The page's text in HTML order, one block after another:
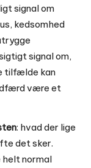
signal om
kedsomhed
signal om,
tilfælde kan
være et
: hvad der lige
det sker.
normal